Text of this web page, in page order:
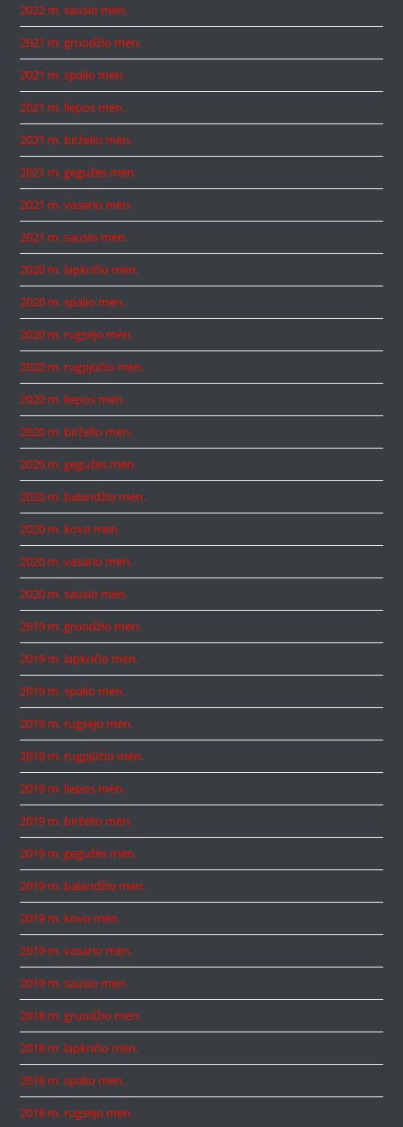
2022 m. sausio mėn.
2021 m. gruodžio mėn.
2021 m. spalio mėn.
2021 m. liepos mėn.
2021 m. birželio mėn.
2021 m. gegužės mėn.
2021 m. vasario mėn.
2021 m. sausio mėn.
2020 m. lapkričio mėn.
2020 m. spalio mėn.
2020 m. rugsėjo mėn.
2020 m. rugpjūčio mėn.
2020 m. liepos mėn.
2020 m. birželio mėn.
2020 m. gegužės mėn.
2020 m. balandžio mėn.
2020 m. kovo mėn.
2020 m. vasario mėn.
2020 m. sausio mėn.
2019 m. gruodžio mėn.
2019 m. lapkričio mėn.
2019 m. spalio mėn.
2019 m. rugsėjo mėn.
2019 m. rugpjūčio mėn.
2019 m. liepos mėn.
2019 m. birželio mėn.
2019 m. gegužės mėn.
2019 m. balandžio mėn.
2019 m. kovo mėn.
2019 m. vasario mėn.
2019 m. sausio mėn.
2018 m. gruodžio mėn.
2018 m. lapkričio mėn.
2018 m. spalio mėn.
2018 m. rugsėjo mėn.